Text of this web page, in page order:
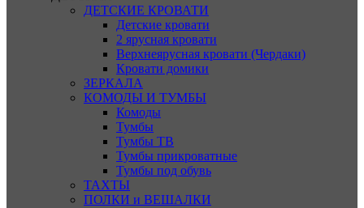
ДЕТСКИЕ КРОВАТИ
Детские кровати
2 ярусная кровати
Верхнеярусная кровати (Чердаки)
Кровати домики
ЗЕРКАЛА
КОМОДЫ И ТУМБЫ
Комоды
Тумбы
Тумбы ТВ
Тумбы прикроватные
Тумбы под обувь
ТАХТЫ
ПОЛКИ и ВЕШАЛКИ